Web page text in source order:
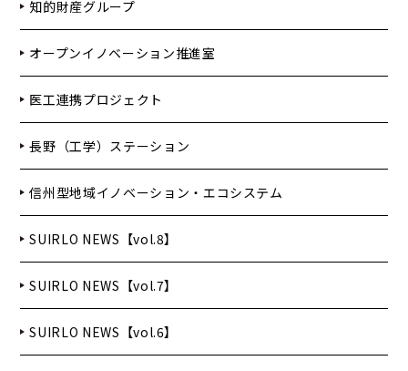
知的財産グループ
オープンイノベーション推進室
医工連携プロジェクト
長野（工学）ステーション
信州型地域イノベーション・エコシステム
SUIRLO NEWS【vol.8】
SUIRLO NEWS【vol.7】
SUIRLO NEWS【vol.6】